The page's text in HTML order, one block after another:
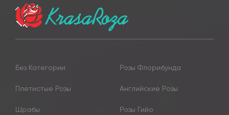
Без Категории Розы Флорибунда
Плетистые Розы Английские Розы
Шрабы Розы Гийо